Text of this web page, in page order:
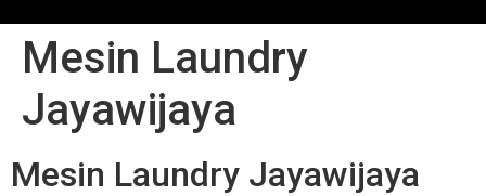
Mesin Laundry
Jayawijaya
Mesin Laundry Jayawijaya